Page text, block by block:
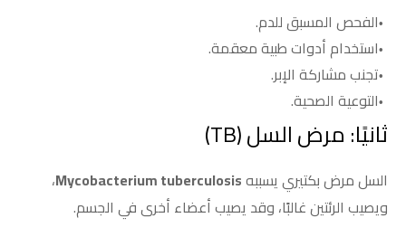
الفحص المسبق للدم.
استخدام أدوات طبية معقمة.
تجنب مشاركة الإبر.
التوعية الصحية.
ثانيًا: مرض السل (TB)
السل مرض بكتيري يسببهMycobacterium tuberculosis،
ويصيب الرئتين غالبًا، وقد يصيب أعضاء أخرى في الجسم.